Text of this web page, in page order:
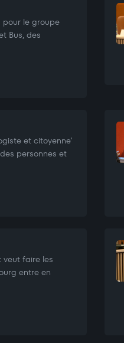
pour le groupe
Bus, des
et citoyenne'
personnes et
veut faire les
entre en